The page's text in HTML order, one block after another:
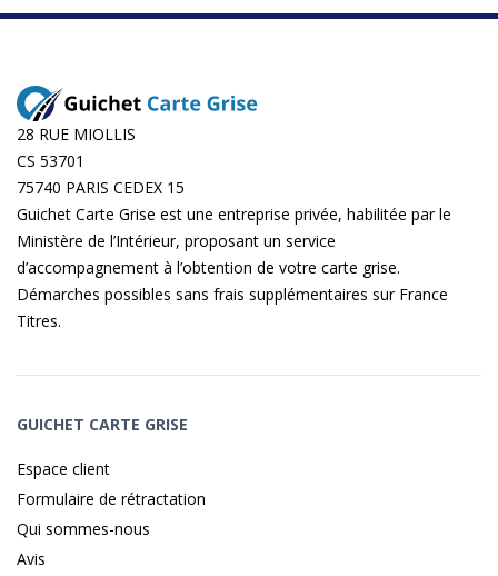
28 RUE MIOLLIS
CS 53701
75740 PARIS CEDEX 15
Guichet Carte Grise est une entreprise privée, habilitée par le
Ministère de l’Intérieur, proposant un service
d’accompagnement à l’obtention de votre carte grise.
Démarches possibles sans frais supplémentaires sur France
Titres.
GUICHET CARTE GRISE
Espace client
Formulaire de rétractation
Qui sommes-nous
Avis